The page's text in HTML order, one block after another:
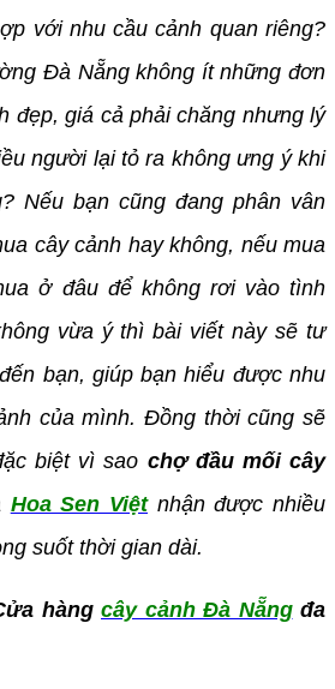
với nhu cầu cảnh quan riêng?
Đà Nẵng không ít những đơn
đẹp, giá cả phải chăng nhưng lý
người lại tỏ ra không ưng ý khi
Nếu bạn cũng đang phân vân
cây cảnh hay không, nếu mua
ở đâu để không rơi vào tình
vừa ý thì bài viết này sẽ tư
bạn, giúp bạn hiểu được nhu
của mình. Đồng thời cũng sẽ
biệt vì sao chợ đầu mối cây
Hoa Sen Việtnhận được nhiều
suốt thời gian dài.
hàng cây cảnh Đà Nẵngđa